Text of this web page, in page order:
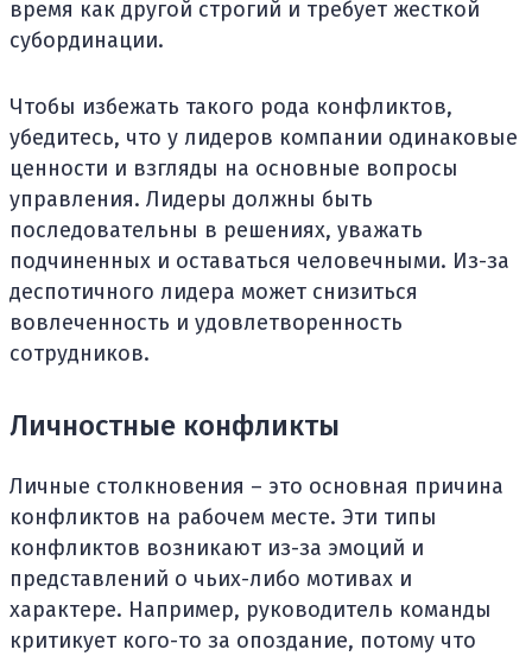
время как другой строгий и требует жесткой
субординации.
Чтобы избежать такого рода конфликтов,
убедитесь, что у лидеров компании одинаковые
ценности и взгляды на основные вопросы
управления. Лидеры должны быть
последовательны в решениях, уважать
подчиненных и оставаться человечными. Из-за
деспотичного лидера может снизиться
вовлеченность и удовлетворенность
сотрудников.
Личностные конфликты
Личные столкновения – это основная причина
конфликтов на рабочем месте. Эти типы
конфликтов возникают из-за эмоций и
представлений о чьих-либо мотивах и
характере. Например, руководитель команды
критикует кого-то за опоздание, потому что